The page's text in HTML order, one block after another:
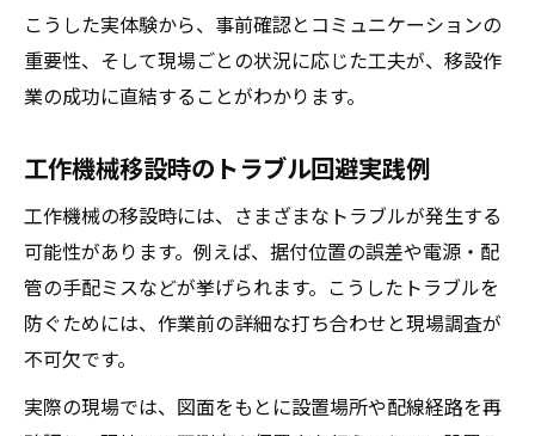
こうした実体験から、事前確認とコミュニケーションの
重要性、そして現場ごとの状況に応じた工夫が、移設作
業の成功に直結することがわかります。
工作機械移設時のトラブル回避実践例
工作機械の移設時には、さまざまなトラブルが発生する
可能性があります。例えば、据付位置の誤差や電源・配
管の手配ミスなどが挙げられます。こうしたトラブルを
防ぐためには、作業前の詳細な打ち合わせと現場調査が
不可欠です。
実際の現場では、図面をもとに設置場所や配線経路を再